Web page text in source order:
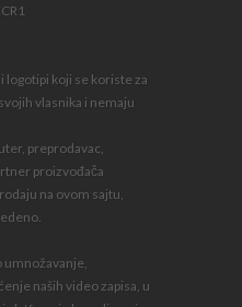
logotipi koji se koriste za
vlasnika i nemaju
preprodavac,
proizvođača
na ovom sajtu,
umnožavanje,
naših video zapisa, u